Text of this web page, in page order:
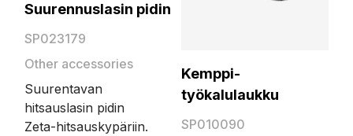
hitsausalaan – ja moneen muuhunkin
liiketoimintaan.
Suurennuslasin pidin
SP023179
Other accessories
Suurentavan
hitsauslasin pidin
Zeta-hitsauskypäriin.
Kemppi-
työkalulaukku
SP010090